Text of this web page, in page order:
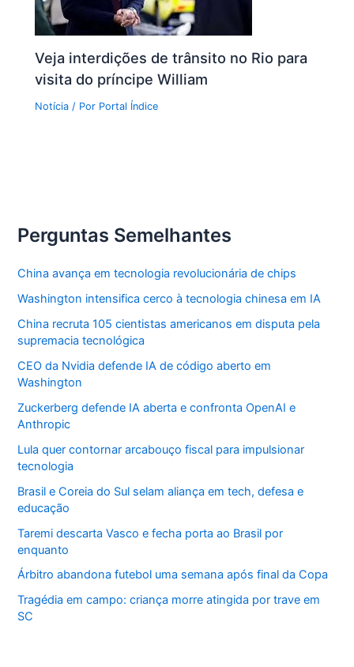
Veja interdições de trânsito no Rio para
visita do príncipe William
Notícia / Por Portal Índice
Perguntas Semelhantes
China avança em tecnologia revolucionária de chips
Washington intensifica cerco à tecnologia chinesa em IA
China recruta 105 cientistas americanos em disputa pela
supremacia tecnológica
CEO da Nvidia defende IA de código aberto em
Washington
Zuckerberg defende IA aberta e confronta OpenAI e
Anthropic
Lula quer contornar arcabouço fiscal para impulsionar
tecnologia
Brasil e Coreia do Sul selam aliança em tech, defesa e
educação
Taremi descarta Vasco e fecha porta ao Brasil por
enquanto
Árbitro abandona futebol uma semana após final da Copa
Tragédia em campo: criança morre atingida por trave em
SC